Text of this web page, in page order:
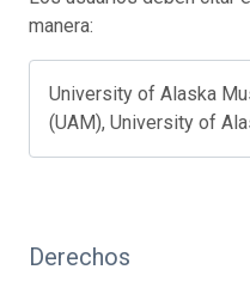
manera:
University of Alaska
(UAM), University of
Derechos